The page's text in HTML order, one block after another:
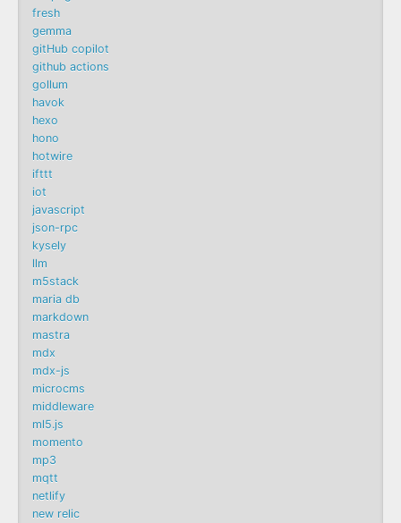
fresh
gemma
gitHub copilot
github actions
gollum
havok
hexo
hono
hotwire
ifttt
iot
javascript
json-rpc
kysely
llm
m5stack
maria db
markdown
mastra
mdx
mdx-js
microcms
middleware
ml5.js
momento
mp3
mqtt
netlify
new relic